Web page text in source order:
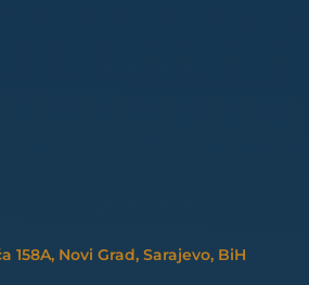
158A, Novi Grad, Sarajevo, BiH